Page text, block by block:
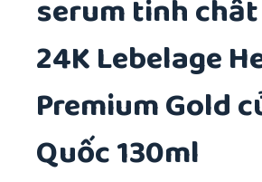
serum tinh
24K Lebelage
Premium Gold
Quốc 130ml